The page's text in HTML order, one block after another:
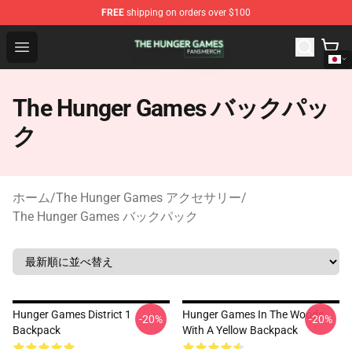
FREE shipping on orders over $100
Open menu
The Hunger Games Shop - Official The Hunger Games
The Hunger Games バックパッ
ク
ホーム/The Hunger Games アクセサリー/
The Hunger Games バックパック
Hunger Games District 1
Backpack
-20%
Hunger Games In The Woods
With A Yellow Backpack
-20%